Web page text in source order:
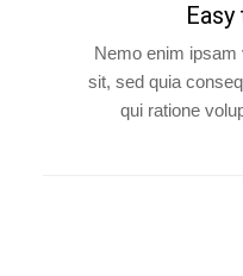
Nemo enim ipsam
sit, sed quia
qui ratione